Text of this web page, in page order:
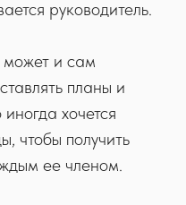
руководитель.
может и сам
планы и
хочется
чтобы получить
ее членом.